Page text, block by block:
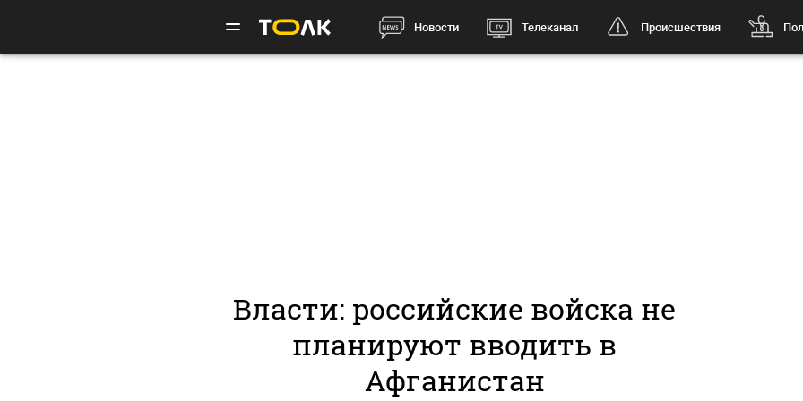
Новости Телеканал Происшествия
Власти: российские войска не
планируют вводить в
Афганистан